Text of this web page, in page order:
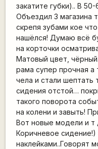
закатите губки).. В
Объездил 3 магазина
скрепя зубами кое
нашёлся! Думаю всё
на корточки
Матовый цвет,
рама супер прочная
чела и стали шептать
сидения отстой…
такого поворота
на колени и завыть!
Вот новые модели и
Коричневое
наклейками..Говорят